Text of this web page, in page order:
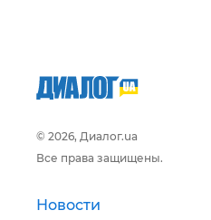
© 2026, Диалог.ua
Все права защищены.
Новости